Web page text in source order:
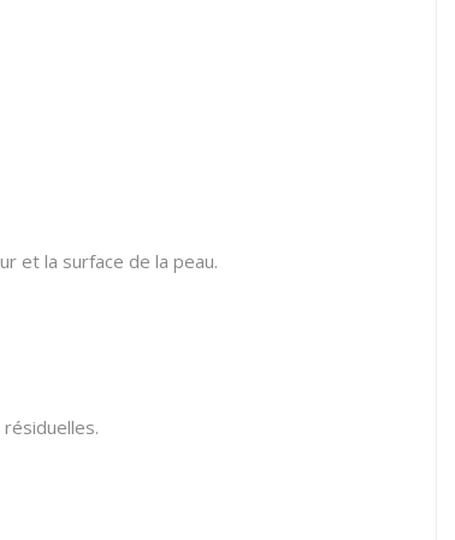
et la surface de la peau.